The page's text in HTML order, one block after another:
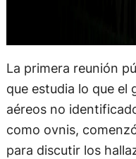
La primera reunión
que estudia lo que el
aéreos no
como ovnis,
para discutir los